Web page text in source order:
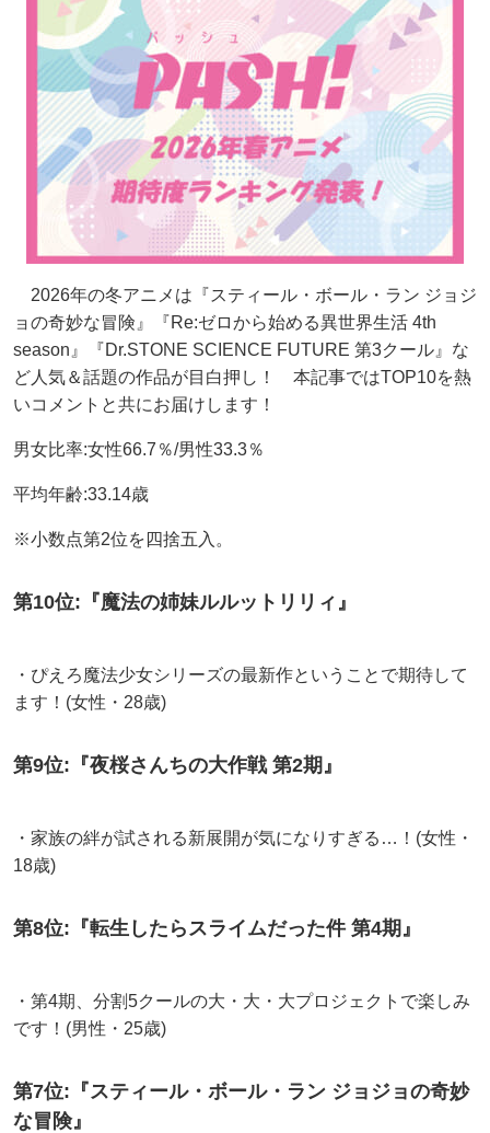
2026年の冬アニメは『スティール・ボール・ラン ジョジ
ョの奇妙な冒険』『Re:ゼロから始める異世界生活 4th
season』『Dr.STONE SCIENCE FUTURE 第3クール』な
ど人気＆話題の作品が目白押し！ 本記事ではTOP10を熱
いコメントと共にお届けします！
男女比率:女性66.7％/男性33.3％
平均年齢:33.14歳
※小数点第2位を四捨五入。
第10位:『魔法の姉妹ルルットリリィ』
・ぴえろ魔法少女シリーズの最新作ということで期待して
ます！(女性・28歳)
第9位:『夜桜さんちの大作戦 第2期』
・家族の絆が試される新展開が気になりすぎる…！(女性・
18歳)
第8位:『転生したらスライムだった件 第4期』
・第4期、分割5クールの大・大・大プロジェクトで楽しみ
です！(男性・25歳)
第7位:『スティール・ボール・ラン ジョジョの奇妙
な冒険』